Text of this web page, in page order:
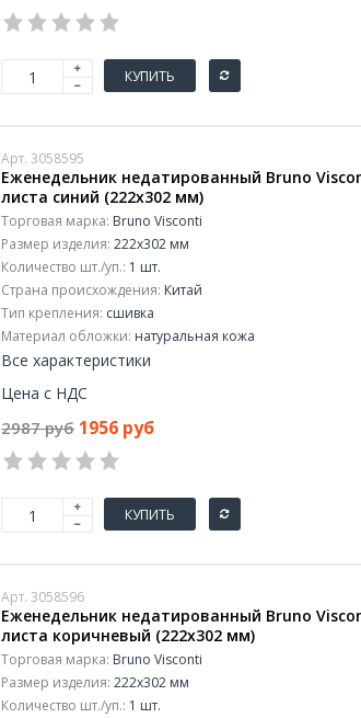
КУПИТЬ
Арт. 3058595
Еженедельник недатированный Bruno
листа синий (222х302 мм)
Торговая марка: Bruno Visconti
Размер изделия: 222x302 мм
Количество шт./уп.: 1 шт.
Страна происхождения: Китай
Тип крепления: сшивка
Материал обложки: натуральная кожа
Все характеристики
Цена с НДС
2987 руб 1956 руб
КУПИТЬ
Арт. 3058596
Еженедельник недатированный Bruno
листа коричневый (222x302 мм)
Торговая марка: Bruno Visconti
Размер изделия: 222x302 мм
Количество шт./уп.: 1 шт.